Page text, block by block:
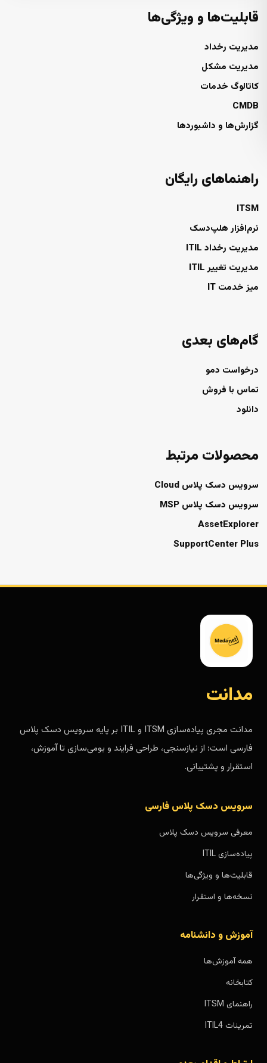
قابلیت‌ها و ویژگی‌ها
مدیریت رخداد
مدیریت مشکل
کاتالوگ خدمات
CMDB
گزارش‌ها و داشبوردها
راهنماهای رایگان
ITSM
نرم‌افزار هلپ‌دسک
مدیریت رخداد ITIL
مدیریت تغییر ITIL
میز خدمت IT
گام‌های بعدی
درخواست دمو
تماس با فروش
دانلود
محصولات مرتبط
سرویس دسک پلاس Cloud
سرویس دسک پلاس MSP
AssetExplorer
SupportCenter Plus
مدانت
مدانت مجری پیاده‌سازی ITSM و ITIL بر پایه سرویس دسک پلاس
فارسی است؛ از نیازسنجی، طراحی فرایند و بومی‌سازی تا آموزش،
استقرار و پشتیبانی.
سرویس دسک پلاس فارسی
معرفی سرویس دسک پلاس
پیاده‌سازی ITIL
قابلیت‌ها و ویژگی‌ها
نسخه‌ها و استقرار
آموزش و دانشنامه
همه آموزش‌ها
کتابخانه
راهنمای ITSM
تمرینات ITIL4